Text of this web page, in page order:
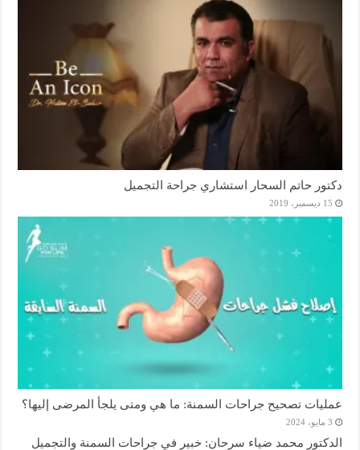
دكتور حاتم السحار استشاري جراحة التجميل
15 ديسمبر، 2019
عمليات تصحيح جراحات السمنة: ما هي ومتى يلجأ المرضى إليها؟
3 مايو، 2024
الدكتور محمد ضياء سرحان: خبير في جراحات السمنة والتجميل